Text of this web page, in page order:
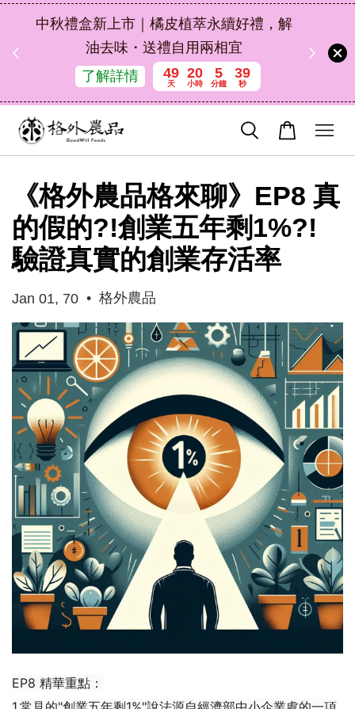
中秋禮盒新上市｜橘皮植萃永續好禮，解
油去味・送禮自用兩相宜
了解詳情
49
天
20
小時
5
分鐘
37
秒
《格外農品格來聊》EP8 真
的假的?!創業五年剩1%?!
驗證真實的創業存活率
Jan 01, 70 • 格外農品
EP8 精華重點：